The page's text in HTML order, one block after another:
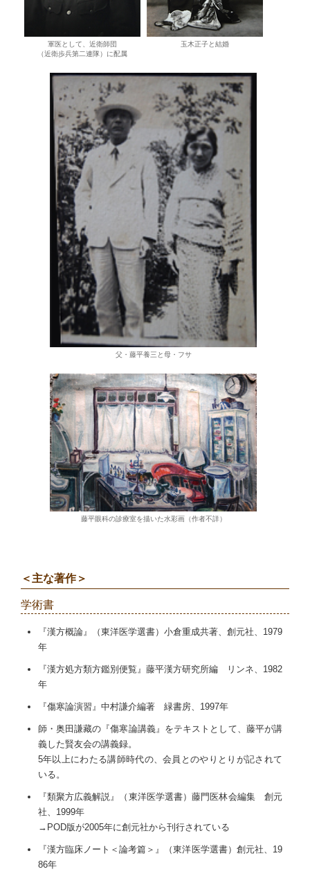
軍医として、近衛師団
（近衛歩兵第二連隊）に配属
玉木正子と結婚
父・藤平養三と母・フサ
藤平眼科の診療室を描いた水彩画（作者不詳）
＜主な著作＞
学術書
『漢方概論』（東洋医学選書）小倉重成共著、創元社、1979
年
『漢方処方類方鑑別便覧』藤平漢方研究所編 リンネ、1982
年
『傷寒論演習』中村謙介編著 緑書房、1997年
師・奥田謙藏の『傷寒論講義』をテキストとして、藤平が講
義した賢友会の講義録。
5年以上にわたる講師時代の、会員とのやりとりが記されて
いる。
『類聚方広義解説』（東洋医学選書）藤門医林会編集 創元
社、1999年
→POD版が2005年に創元社から刊行されている
『漢方臨床ノート＜論考篇＞』（東洋医学選書）創元社、19
86年